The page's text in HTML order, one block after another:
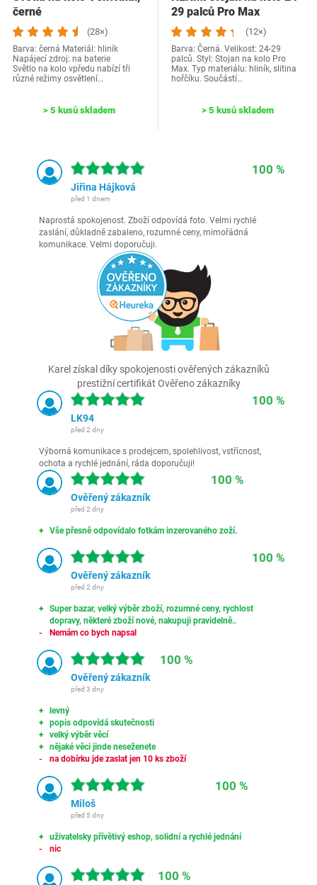
černé
(28×)
Barva: černá Materiál: hliník
Napájecí zdroj: na baterie
Světlo na kolo vpředu nabízí tři
různé režimy osvětlení…
> 5 kusů skladem
29 palců Pro Max
(12×)
Barva: Černá. Velikost: 24-29
palců. Styl: Stojan na kolo Pro
Max. Typ materiálu: hliník, slitina
hořčíku. Součástí…
> 5 kusů skladem
100 %
Jiřina Hájková
před 1 dnem
Naprostá spokojenost. Zboží odpovídá foto. Velmi rychlé
zaslání, důkladně zabaleno, rozumné ceny, mimořádná
komunikace. Velmi doporučuji.
Karel získal díky spokojenosti ověřených zákazníků
prestižní certifikát Ověřeno zákazníky
100 %
LK94
před 2 dny
Výborná komunikace s prodejcem, spolehlivost, vstřícnost,
ochota a rychlé jednání, ráda doporučuji!
100 %
Ověřený zákazník
před 2 dny
Vše přesně odpovídalo fotkám inzerovaného zoží.
100 %
Ověřený zákazník
před 2 dny
Super bazar, velký výběr zboží, rozumné ceny, rychlost
dopravy, některé zboží nové, nakupuji pravidelně..
Nemám co bych napsal
100 %
Ověřený zákazník
před 3 dny
levný
popis odpovídá skutečnosti
velký výběr věcí
nějaké věci jinde neseženete
na dobírku jde zaslat jen 10 ks zboží
100 %
Miloš
před 5 dny
uživatelsky přívětivý eshop, solidní a rychlé jednání
nic
100 %